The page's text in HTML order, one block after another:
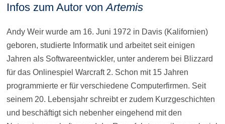
Infos zum Autor vonArtemis
Andy Weir wurde am 16. Juni 1972 in Davis (Kalifornien)
geboren, studierte Informatik und arbeitet seit einigen
Jahren als Softwareentwickler, unter anderem bei Blizzard
für das Onlinespiel Warcraft 2. Schon mit 15 Jahren
programmierte er für verschiedene Computerfirmen. Seit
seinem 20. Lebensjahr schreibt er zudem Kurzgeschichten
und beschäftigt sich nebenher eingehend mit den